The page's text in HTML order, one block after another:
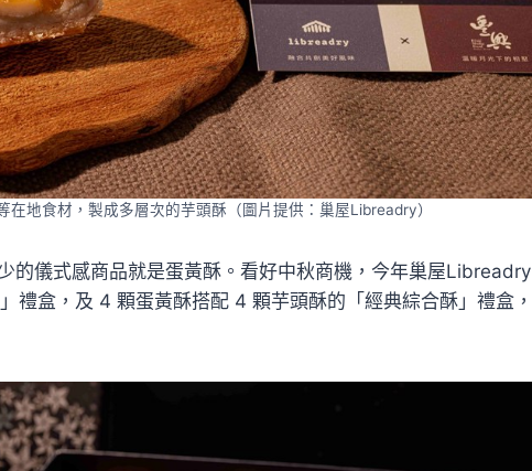
在地食材，製成多層次的芋頭酥（圖片提供：巢屋Libreadry）
的儀式感商品就是蛋黃酥。看好中秋商機，今年巢屋Libreadry
禮盒，及 4 顆蛋黃酥搭配 4 顆芋頭酥的「經典綜合酥」禮盒，